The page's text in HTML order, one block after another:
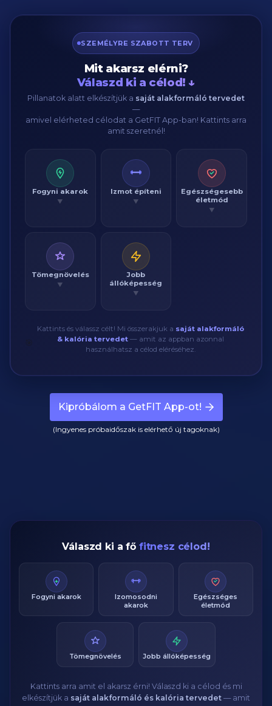
SZEMÉLYRE SZABOTT TERV
Mit akarsz elérni?
Válaszd ki a célod! ↓
Pillanatok alatt elkészítjük a saját alakformáló tervedet
—
amivel elérheted célodat a GetFIT App-ban! Kattints arra
amit szeretnél!
Fogyni akarok
▼
Izmot építeni
▼
Egészségesebb
életmód
▼
Tömegnövelés
▼
Jobb
állóképesség
▼
Kattints és válassz célt! Mi összerakjuk a saját alakformáló
& kalória tervedet— amit az appban azonnal
használhatsz a célod eléréséhez.
Kipróbálom a GetFIT App-ot!
(Ingyenes próbaidőszak is elérhető új tagoknak)
Válaszd ki a fő fitnesz célod!
Fogyni akarok
Izomosodni
akarok
Egészséges
életmód
Tömegnövelés Jobb állóképesség
Kattints arra amit el akarsz érni! Válaszd ki a célod és mi
elkészítjük a saját alakformáló és kalória tervedet — amit